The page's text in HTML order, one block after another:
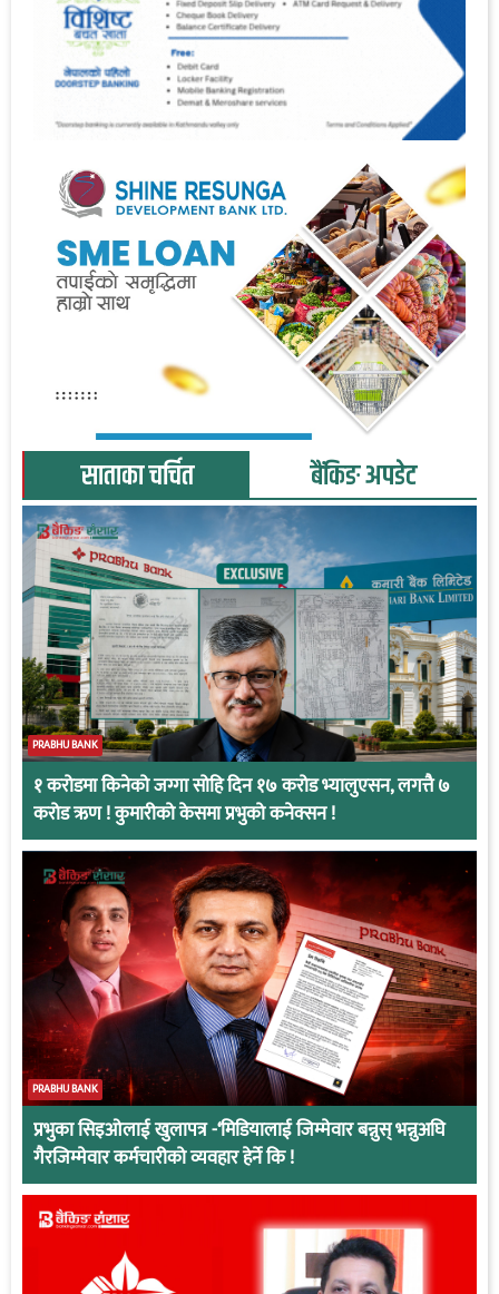
साताका चर्चित बैंकिङ अपडेट
PRABHU BANK
१ करोडमा किनेको जग्गा सोहि दिन १७ करोड भ्यालुएसन, लगत्तै ७
करोड ऋण ! कुमारीको केसमा प्रभुको कनेक्सन !
PRABHU BANK
प्रभुका सिइओलाई खुलापत्र -‘मिडियालाई जिम्मेवार बन्नुस् भन्नुअघि
गैरजिम्मेवार कर्मचारीको व्यवहार हेर्ने कि !